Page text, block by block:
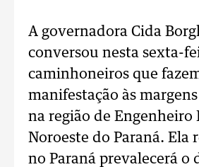
A governadora Cida
conversou nesta sexta-
caminhoneiros que
manifestação às
na região de Engenheiro
Noroeste do Paraná. Ela
no Paraná prevalecerá o